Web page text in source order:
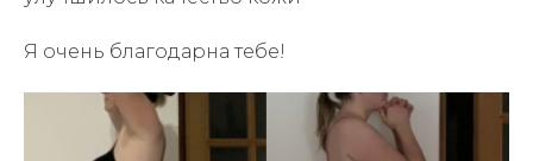
Я очень благодарна тебе!